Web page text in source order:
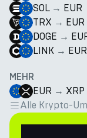
SOL → EUR
TRX → EUR
DOGE →
LINK → EUR
MEHR
EUR → XRP
Alle Krypto-